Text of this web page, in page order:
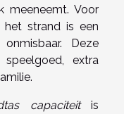
meeneemt. Voor
het strand is een
Deze
extra
capaciteitis